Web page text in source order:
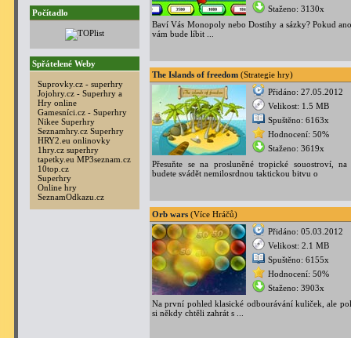
Počítadlo
Spřátelené Weby
Suprovky.cz - superhry
Jojohry.cz - Superhry a
Hry online
Gamesníci.cz - Superhry
Nikee Superhry
Seznamhry.cz Superhry
HRY2.eu onlinovky
1hry.cz superhry
tapetky.eu MP3seznam.cz
10top.cz
Superhry
Online hry
SeznamOdkazu.cz
Staženo: 3130x
Baví Vás Monopoly nebo Dostihy a sázky? Pokud
vám bude líbit ...
The Islands of freedom (Strategie hry)
Přidáno: 27.05.2012
Velikost: 1.5 MB
Spuštěno: 6163x
Hodnocení: 50%
Staženo: 3619x
Přesuňte se na prosluněné tropické souostroví, na
budete svádět nemilosrdnou taktickou bitvu o
Orb wars (Více Hráčů)
Přidáno: 05.03.2012
Velikost: 2.1 MB
Spuštěno: 6155x
Hodnocení: 50%
Staženo: 3903x
Na první pohled klasické odbourávání kuliček, ale
si někdy chtěli zahrát s ...